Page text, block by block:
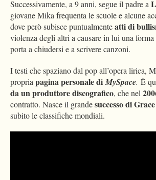
Successivamente, a 9 anni, segue il padre a
giovane Mika frequenta le scuole e alcune
dove però subisce puntualmenteatti di
violenza degli altri a causare in lui una
porta a chiudersi e a scrivere canzoni.
I testi che spaziano dal pop all’opera lirica,
propriapagina personale diMySpace. È
da un produttore discografico, che nel
contratto. Nasce il grandesuccesso di
subito le classifiche mondiali.